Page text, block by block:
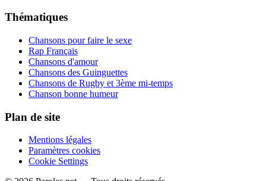
Thématiques
Chansons pour faire le sexe
Rap Français
Chansons d'amour
Chansons des Guinguettes
Chansons de Rugby et 3ème mi-temps
Chanson bonne humeur
Plan de site
Mentions légales
Paramètres cookies
Cookie Settings